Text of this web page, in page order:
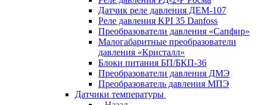
Датчик реле давления ДЕМ-107
Реле давления KPI 35 Danfoss
Преобразователи давления «Сапфир»
Малогабаритные преобразователи
давления «Кристалл»
Блоки питания БП/БКП-36
Преобразователи давления ДМЭ
Преобразователь давления МПЭ
Датчики температуры